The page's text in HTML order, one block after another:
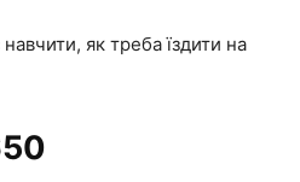
як треба їздити на